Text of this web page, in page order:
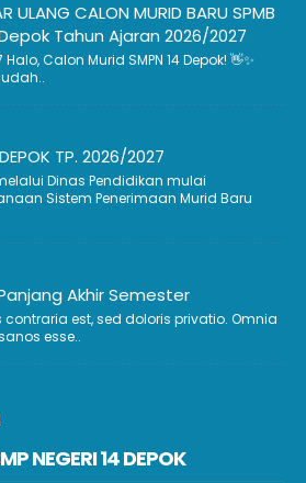
ULANG CALON MURID BARU SPMB
Tahun Ajaran 2026/2027
Calon Murid SMPN 14 Depok! 👋✨
TP. 2026/2027
Dinas Pendidikan mulai
Sistem Penerimaan Murid Baru
Akhir Semester
est, sed doloris privatio. Omnia
esse..
NEGERI 14 DEPOK